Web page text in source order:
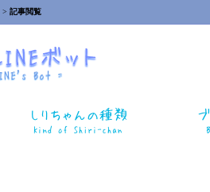
> 記事閲覧